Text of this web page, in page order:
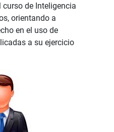
de Inteligencia
orientando a
en el uso de
a su ejercicio